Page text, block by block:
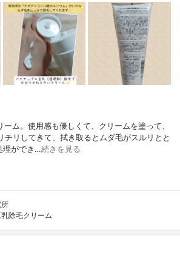
ム。使用感も優しくて、クリームを塗って、
チリしてきて、拭き取るとムダ毛がスルリとと
理ができ…続きを見る
除毛クリーム